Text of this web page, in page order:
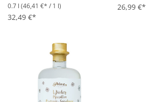
Durchschnittliche Bewertung von 5 von 5
0.7 l (46,41 €* / 1 l)
32,49 €*
26,99 €*